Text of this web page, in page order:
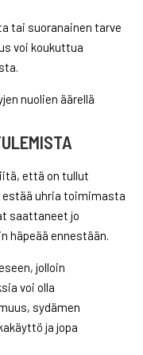
tai suoranainen tarve
voi koukuttua
että on tullut
estää uhria toimimasta
saattaneet jo
häpeää ennestään.
jolloin
voi olla
sydämen
ja jopa